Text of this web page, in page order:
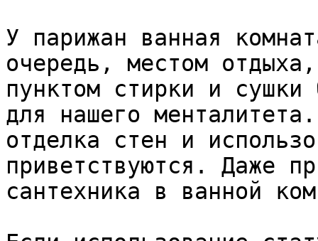
У парижан ванная
очередь, местом
пунктом стирки и
для нашего
отделка стен и
приветствуются. Даже
сантехника в ванной